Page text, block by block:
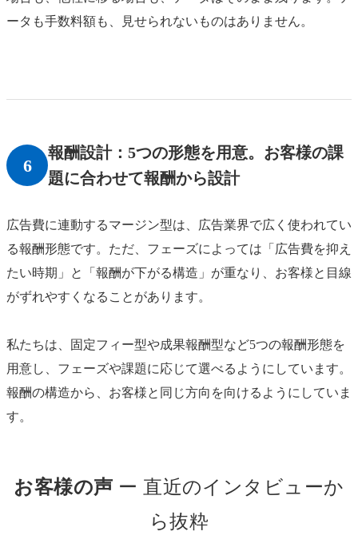
ータも手数料額も、見せられないものはありません。
6
報酬設計：5つの形態を用意。お客様の課
題に合わせて報酬から設計
広告費に連動するマージン型は、広告業界で広く使われてい
る報酬形態です。ただ、フェーズによっては「広告費を抑え
たい時期」と「報酬が下がる構造」が重なり、お客様と目線
がずれやすくなることがあります。
私たちは、固定フィー型や成果報酬型など5つの報酬形態を
用意し、フェーズや課題に応じて選べるようにしています。
報酬の構造から、お客様と同じ方向を向けるようにしていま
す。
お客様の声 ー 直近のインタビューか
ら抜粋